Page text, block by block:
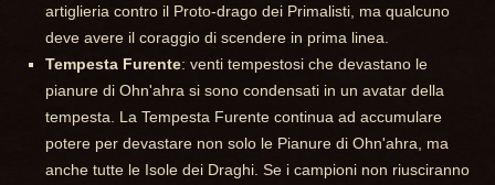
artiglieria contro il Proto-drago dei Primalisti, ma qualcuno
deve avere il coraggio di scendere in prima linea.
Tempesta Furente: venti tempestosi che devastano le
pianure di Ohn'ahra si sono condensati in un avatar della
tempesta. La Tempesta Furente continua ad accumulare
potere per devastare non solo le Pianure di Ohn'ahra, ma
anche tutte le Isole dei Draghi. Se i campioni non riusciranno